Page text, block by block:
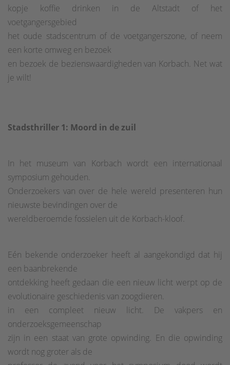
kopje koffie drinken in de Altstadt of het
voetgangersgebied
het oude stadscentrum of de voetgangerszone, of neem
een korte omweg en bezoek
en bezoek de bezienswaardigheden van Korbach. Net wat
je wilt!
Stadsthriller 1: Moord in de zuil
In het museum van Korbach wordt een internationaal
symposium gehouden.
Onderzoekers van over de hele wereld presenteren hun
nieuwste bevindingen over de
wereldberoemde fossielen uit de Korbach-kloof.
Eén bekende onderzoeker heeft al aangekondigd dat hij
een baanbrekende
ontdekking heeft gedaan die een nieuw licht werpt op de
evolutionaire geschiedenis van zoogdieren.
in een compleet nieuw licht. De vakpers en
onderzoeksgemeenschap
zijn in een staat van grote opwinding. En die opwinding
wordt nog groter als de